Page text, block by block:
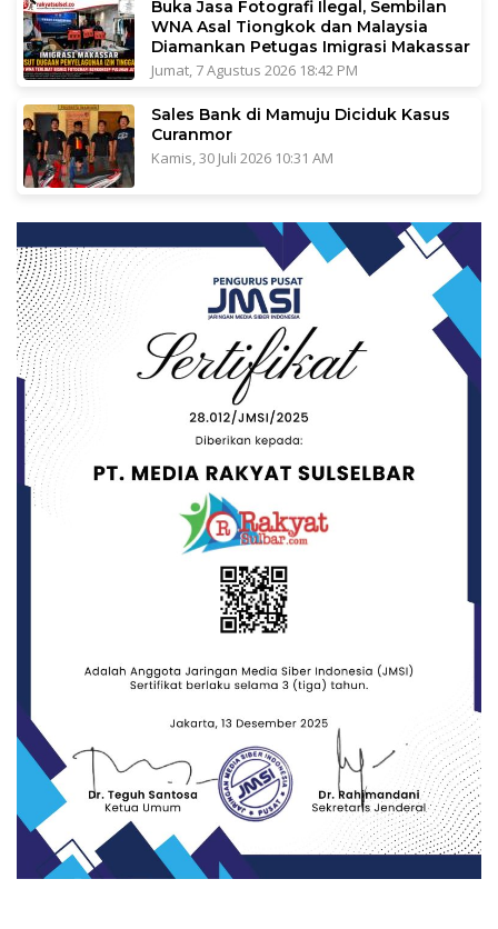
Buka Jasa Fotografi Ilegal, Sembilan
WNA Asal Tiongkok dan Malaysia
Diamankan Petugas Imigrasi Makassar
Jumat, 7 Agustus 2026 18:42 PM
Sales Bank di Mamuju Diciduk Kasus
Curanmor
Kamis, 30 Juli 2026 10:31 AM